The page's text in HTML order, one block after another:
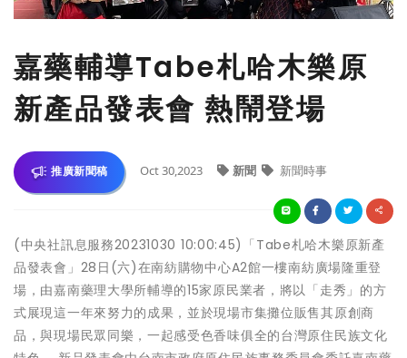
嘉藥輔導Tabe札哈木樂原
新產品發表會 熱鬧登場
推廣新聞稿 Oct 30,2023 新聞 新聞時事
(中央社訊息服務20231030 10:00:45)「Tabe札哈木樂原新產
品發表會」28日(六)在南紡購物中心A2館一樓南紡廣場隆重登
場，由嘉南藥理大學所輔導的15家原民業者，將以「走秀」的方
式展現這一年來努力的成果，並於現場市集攤位販售其原創商
品，與現場民眾同樂，一起感受色香味俱全的台灣原住民族文化